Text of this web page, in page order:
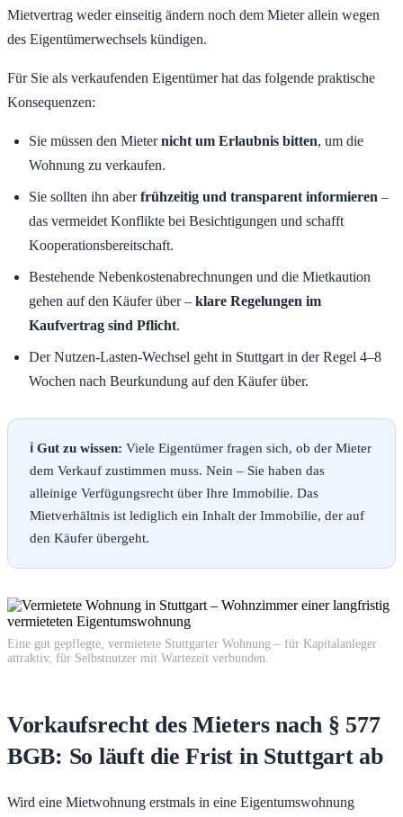
Mietvertrag weder einseitig ändern noch dem Mieter allein wegen
des Eigentümerwechsels kündigen.
Für Sie als verkaufenden Eigentümer hat das folgende praktische
Konsequenzen:
Sie müssen den Mieternicht um Erlaubnis bitten, um die
Wohnung zu verkaufen.
Sie sollten ihn aberfrühzeitig und transparent informieren –
das vermeidet Konflikte bei Besichtigungen und schafft
Kooperationsbereitschaft.
Bestehende Nebenkostenabrechnungen und die Mietkaution
gehen auf den Käufer über – klare Regelungen im
Kaufvertrag sind Pflicht.
Der Nutzen-Lasten-Wechsel geht in Stuttgart in der Regel 4–8
Wochen nach Beurkundung auf den Käufer über.
ℹ️ Gut zu wissen: Viele Eigentümer fragen sich, ob der Mieter
dem Verkauf zustimmen muss. Nein – Sie haben das
alleinige Verfügungsrecht über Ihre Immobilie. Das
Mietverhältnis ist lediglich ein Inhalt der Immobilie, der auf
den Käufer übergeht.
Eine gut gepflegte, vermietete Stuttgarter Wohnung – für Kapitalanleger
attraktiv, für Selbstnutzer mit Wartezeit verbunden.
Vorkaufsrecht des Mieters nach § 577
BGB: So läuft die Frist in Stuttgart ab
Wird eine Mietwohnung erstmals in eine Eigentumswohnung